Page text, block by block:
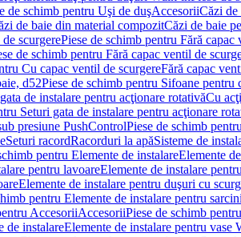
de schimb pentru Uşi de duşAccesoriiCăzi de
de baie din material compozitCăzi de baie
scurgerePiese de schimb pentru Fără capac
de schimb pentru Fără capac ventil de
Cu capac ventil de scurgereFără capac
d52Piese de schimb pentru Sifoane pentru
de instalare pentru acţionare rotativăCu
Seturi gata de instalare pentru acţionare
presiune PushControlPiese de schimb
Seturi racordRacorduri la apăSisteme de
pentru Elemente de instalareElemente
pentru lavoareElemente de instalare
Elemente de instalare pentru duşuri cu
pentru Elemente de instalare pentru
AccesoriiAccesoriiPiese de schimb
de instalareElemente de instalare pentru vase